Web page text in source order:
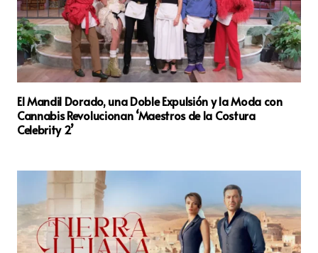
El Mandil Dorado, una Doble Expulsión y la Moda con
Cannabis Revolucionan ‘Maestros de la Costura
Celebrity 2’